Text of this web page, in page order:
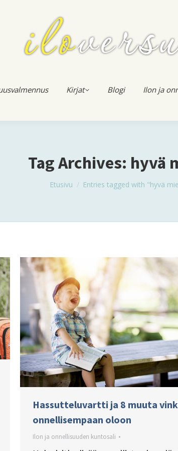
Kirjat Blogi Ilon ja
Tag Archives: hyvä
You are here:
Etusivu Entries tagged with "hyvä
Hassutteluvartti ja 8 muuta
onnellisempaan oloon
Ilon ja onnellisuuden kuntosali